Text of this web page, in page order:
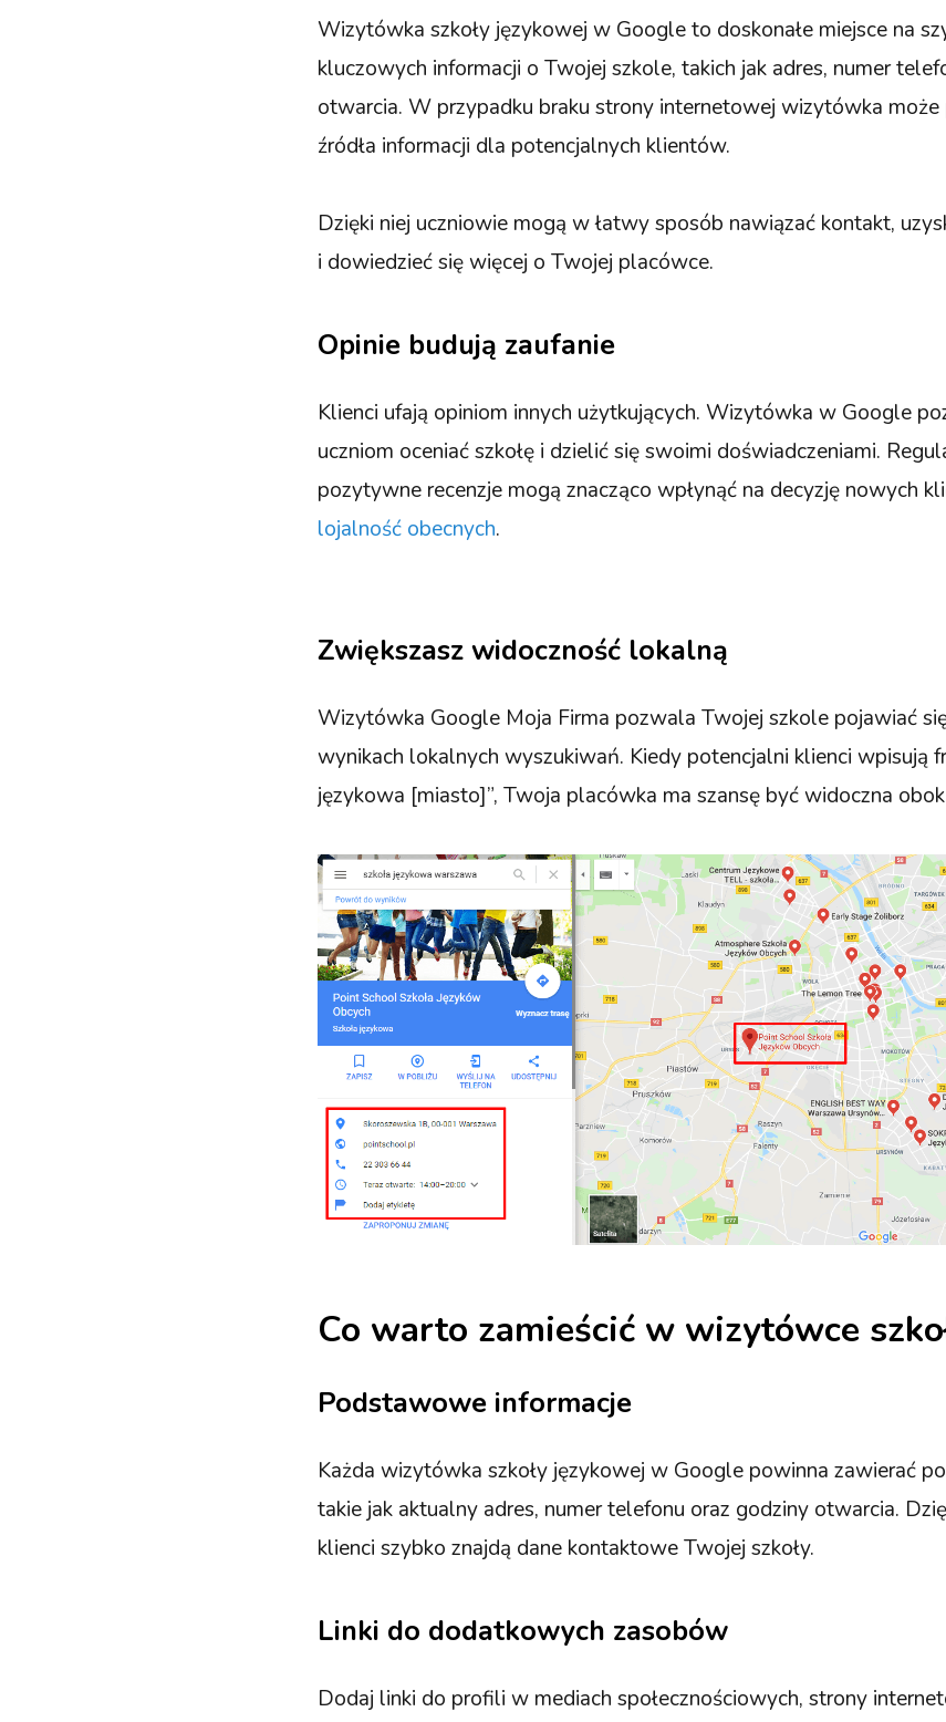
Wizytówka szkoły językowej w Google to doskonałe miejsce na
kluczowych informacji o Twojej szkole, takich jak adres, numer
otwarcia. W przypadku braku strony internetowej wizytówka może
źródła informacji dla potencjalnych klientów.
Dzięki niej uczniowie mogą w łatwy sposób nawiązać kontakt,
i dowiedzieć się więcej o Twojej placówce.
Opinie budują zaufanie
Klienci ufają opiniom innych użytkujących. Wizytówka w Google
uczniom oceniać szkołę i dzielić się swoimi doświadczeniami.
pozytywne recenzje mogą znacząco wpłynąć na decyzję nowych
lojalność obecnych.
Zwiększasz widoczność lokalną
Wizytówka Google Moja Firma pozwala Twojej szkole pojawiać
wynikach lokalnych wyszukiwań. Kiedy potencjalni klienci wpisują
językowa [miasto]”, Twoja placówka ma szansę być widoczna
Co warto zamieścić w wizytówce
Podstawowe informacje
Każda wizytówka szkoły językowej w Google powinna zawierać
takie jak aktualny adres, numer telefonu oraz godziny otwarcia.
klienci szybko znajdą dane kontaktowe Twojej szkoły.
Linki do dodatkowych zasobów
Dodaj linki do profili w mediach społecznościowych, strony